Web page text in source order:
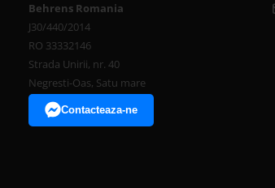
Behrens Romania
J30/440/2014
RO 33332146
Strada Unirii, nr. 40
Negresti-Oas, Satu mare
Contacteaza-ne